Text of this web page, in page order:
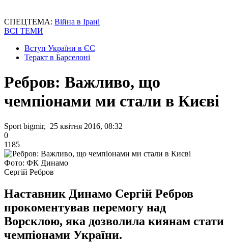
СПЕЦТЕМА: Війна в Ірані
ВСІ ТЕМИ
Вступ України в ЄС
Теракт в Барселоні
Ребров: Важливо, що
чемпіонами ми стали в Києві
Sport bigmir, 25 квітня 2016, 08:32
0
1185
Фото: ФК Динамо
Сергій Ребров
Наставник Динамо Сергій Ребров
прокоментував перемогу над
Ворсклою, яка дозволила киянам стати
чемпіонами України.